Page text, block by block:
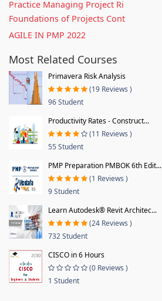
Practice Managing Project Ri
Foundations of Projects Cont
AGILE IN PMP 2022
Most Related Courses
Primavera Risk Analysis
(19 Reviews )
96 Student
Productivity Rates - Construct...
(11 Reviews )
55 Student
PMP Preparation PMBOK 6th Edit...
(1 Reviews )
9 Student
Learn Autodesk® Revit Architec...
(24 Reviews )
732 Student
CISCO in 6 Hours
(0 Reviews )
1 Student